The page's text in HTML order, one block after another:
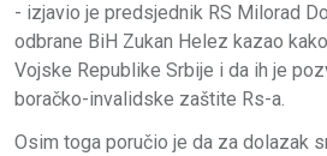
- izjavio je predsjednik RS Milorad
odbrane BiH Zukan Helez kazao
Vojske Republike Srbije i da ih je
boračko-invalidske zaštite Rs-a.
Osim toga poručio je da za dolazak